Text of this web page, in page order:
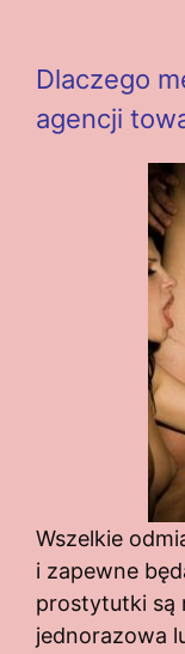
Dlaczego
agencji
Wszelkie
i zapewne
prostytutki są
jednorazowa